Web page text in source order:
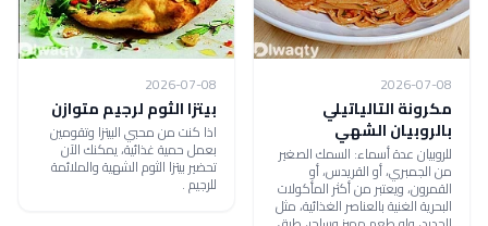
2026-07-08
مكرونة التالياتيلي
بالروبيان الشهي
للروبيان عدة أسماء: السمك الصغير
من الجمبري، أو القريدس، أو
القمرون، ويعتبر من أكثر المأكولات
البحرية الغنية بالعناصر الغذائية، مثل
2026-07-08
بيتزا الثوم لرجيم متوازن
اذا كنت من محبي البيتزا وتقومين
بعمل حمية غذائية، يمكنك الآن
تحضير بيتزا الثوم الشهية والملائمة
للرجيم .